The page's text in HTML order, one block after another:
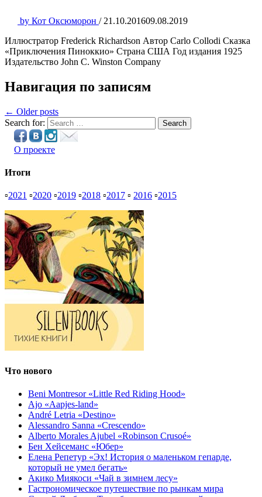
by Кот Оксюморон / 21.10.201609.08.2019
Иллюстратор Frederick Richardson Автор Carlo Collodi Сказка
«Приключения Пиноккио» Страна США Год издания 1925
Издательство John C. Winston Company
Навигация по записям
← Older posts
Search for:
Search
О проекте
Итоги
▫2021 ▫2020 ▫2019 ▫2018 ▫2017 ▫ 2016 ▫2015
Что нового
Beni Montresor «Little Red Riding Hood»
Ajo «Aapjes-land»
André Letria «Destino»
Alessandro Sanna «Crescendo»
Alberto Morales Ajubel «Robinson Crusoé»
Бен Хейсеманс «Юбер»
Елена Репетур «Эх! История о маленьком гепарде,
который не умел бегать»
Акико Миякоси «Чай в зимнем лесу»
Гастрономическое путешествие по рынкам мира